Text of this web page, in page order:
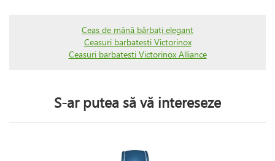
Ceas de mână bărbați elegant
Ceasuri barbatesti Victorinox
Ceasuri barbatesti Victorinox Alliance
S-ar putea să vă intereseze